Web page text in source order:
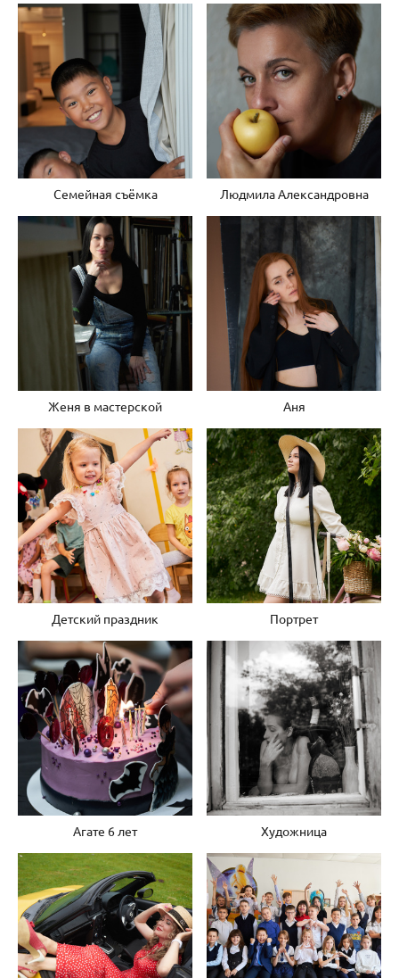
Семейная съёмка Людмила Александровна
Женя в мастерской Аня
Детский праздник Портрет
Агате 6 лет Художница